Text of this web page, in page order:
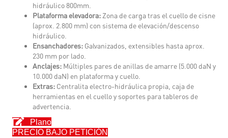
hidráulico 800mm.
Plataforma elevadora: Zona de carga tras el cuello de cisne
(aprox. 2.800 mm) con sistema de elevación/descenso
hidráulico.
Ensanchadores: Galvanizados, extensibles hasta aprox.
230 mm por lado.
Anclajes: Múltiples pares de anillas de amarre (5.000 daN y
10.000 daN) en plataforma y cuello.
Extras: Centralita electro-hidráulica propia, caja de
herramientas en el cuello y soportes para tableros de
advertencia.
Plano
PRECIO BAJO PETICIÓN